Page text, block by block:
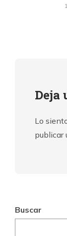
Deja
Lo
publicar
Buscar